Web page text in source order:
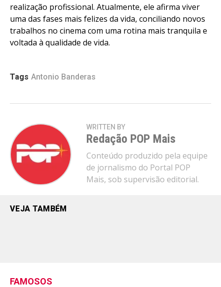
realização profissional. Atualmente, ele afirma viver
uma das fases mais felizes da vida, conciliando novos
trabalhos no cinema com uma rotina mais tranquila e
voltada à qualidade de vida.
Tags Antonio Banderas
WRITTEN BY
Redação POP Mais
Conteúdo produzido pela equipe
de jornalismo do Portal POP
Mais, sob supervisão editorial.
VEJA TAMBÉM
FAMOSOS